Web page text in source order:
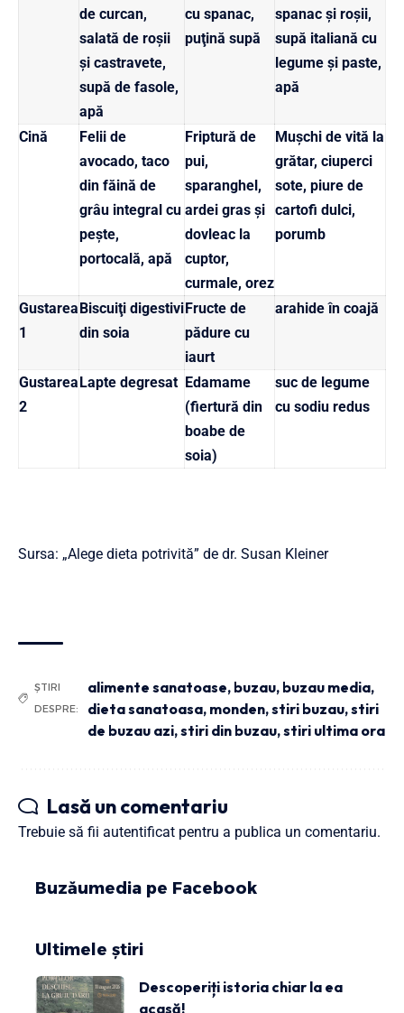
de curcan,
salată de roşii
şi castravete,
supă de fasole,
apă
cu spanac,
puţină supă
spanac şi roşii,
supă italiană cu
legume şi paste,
apă
Cină
Felii de
avocado, taco
din făină de
grâu integral cu
peşte,
portocală, apă
Friptură de
pui,
sparanghel,
ardei gras şi
dovleac la
cuptor,
curmale, orez
Muşchi de vită la
grătar, ciuperci
sote, piure de
cartofi dulci,
porumb
Gustarea
1
Biscuiţi digestivi
din soia
Fructe de
pădure cu
iaurt
arahide în coajă
Gustarea
2
Lapte degresat Edamame
(fiertură din
boabe de
soia)
suc de legume
cu sodiu redus
Sursa: „Alege dieta potrivită” de dr. Susan Kleiner
ȘTIRI
DESPRE:
alimente sanatoase, buzau, buzau media,
dieta sanatoasa, monden,stiri buzau,stiri
de buzau azi,stiri din buzau,stiri ultima ora
Lasă un comentariu
Trebuie să fii autentificat pentru a publica un comentariu.
Buzăumedia pe Facebook
Ultimele știri
Descoperiți istoria chiar la ea
acasă!